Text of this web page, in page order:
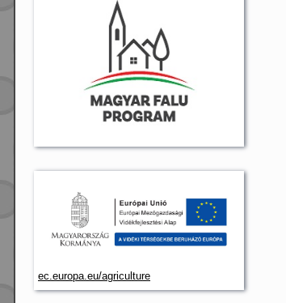
ec.europa.eu/agriculture